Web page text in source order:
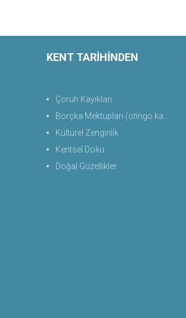
KENT TARİHİNDEN
Çoruh Kayıkları
Borçka Mektupları (otingo kaplıcası)
Kültürel Zenginlik
Kentsel Doku
Doğal Güzellikler